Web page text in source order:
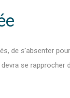
de s’absenter
se rapprocher